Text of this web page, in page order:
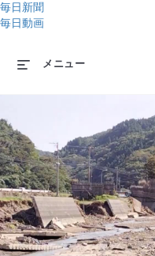
毎日新聞
毎日動画
メニュー